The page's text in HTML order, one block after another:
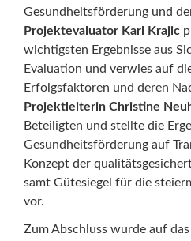
Gesundheitsförderung und
Projektevaluator Karl Krajic
wichtigsten Ergebnisse aus
Evaluation und verwies auf
Erfolgsfaktoren und deren
Projektleiterin Christine
Beteiligten und stellte die
Gesundheitsförderung auf
Konzept der
samt Gütesiegel für die
vor.
Zum Abschluss wurde auf